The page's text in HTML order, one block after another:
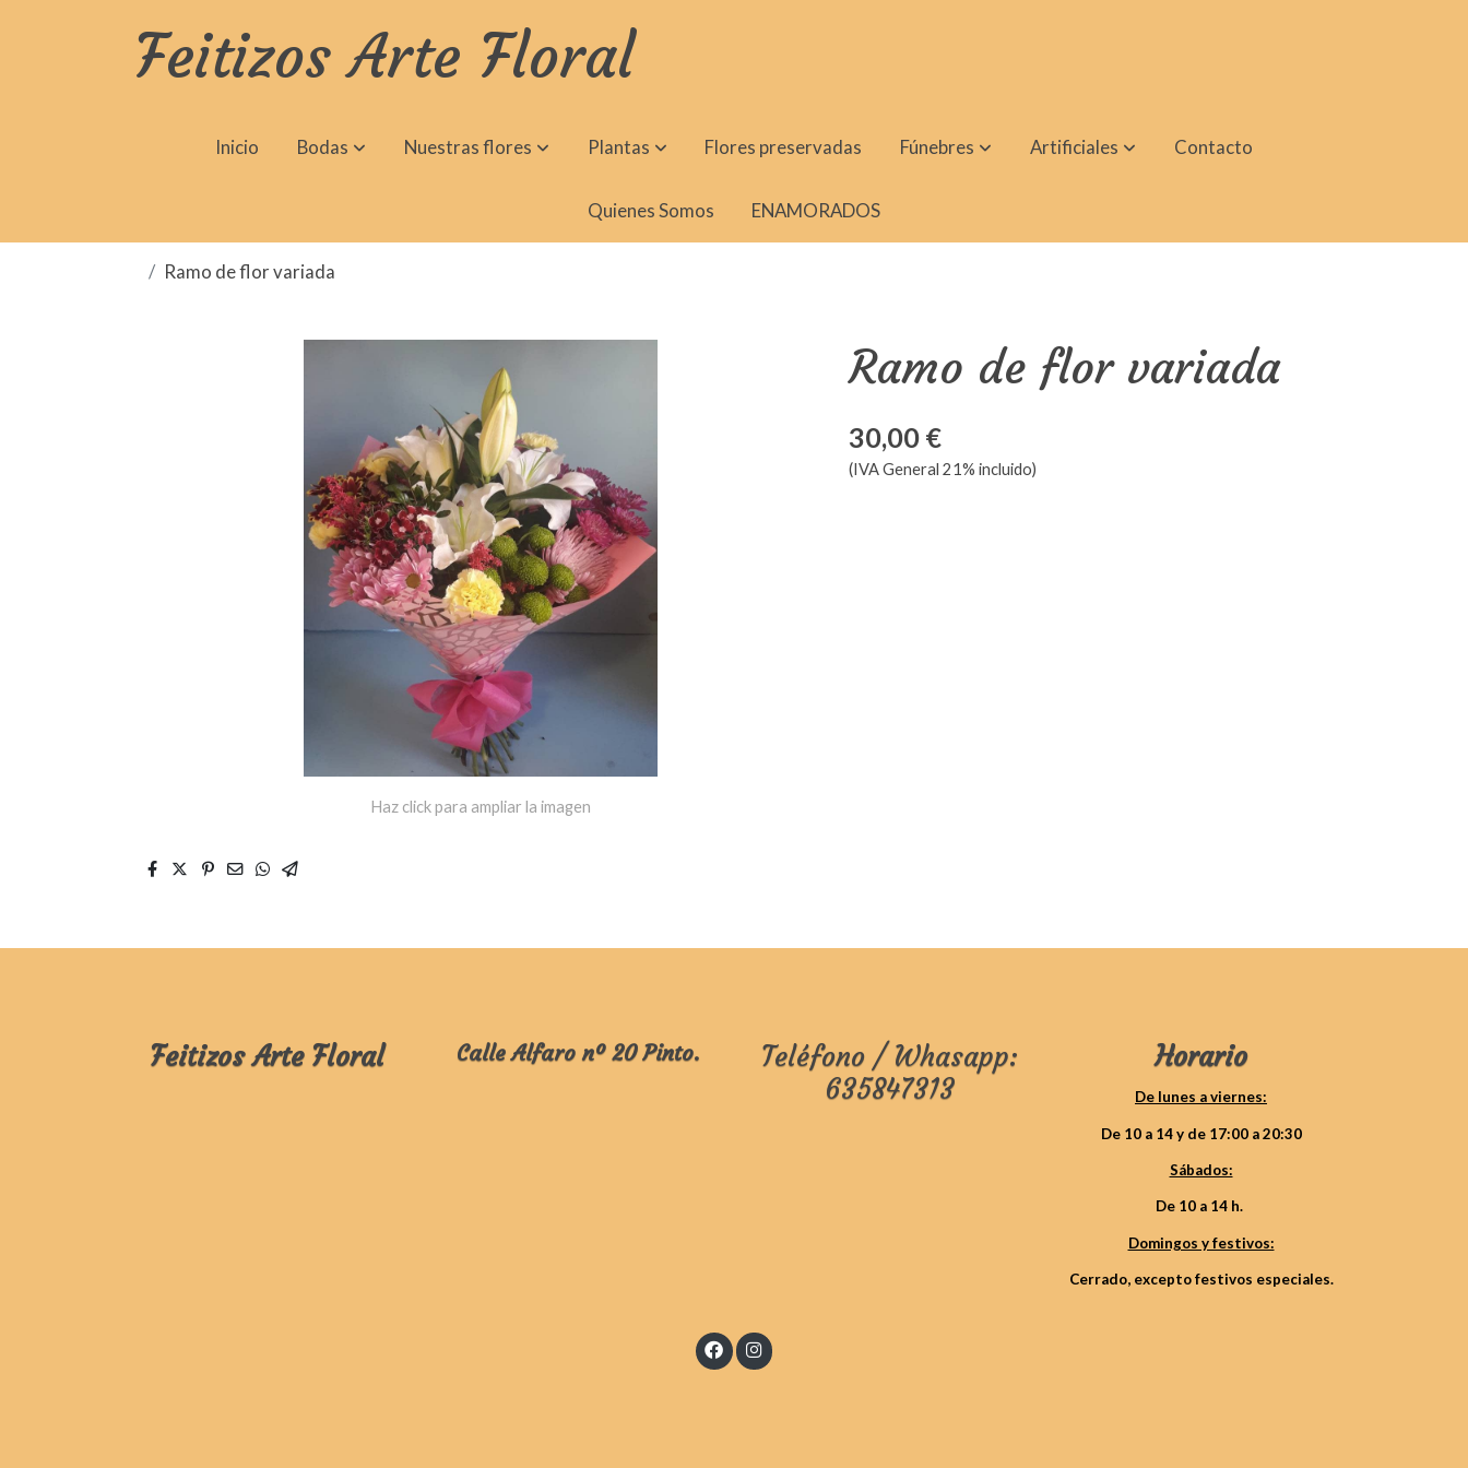
Feitizos Arte Floral
Inicio Bodas Nuestras flores Plantas Flores preservadas Fúnebres Artificiales Contacto
Quienes Somos ENAMORADOS
Ramo de flor variada
Haz click para ampliar la imagen
Ramo de flor variada
30,00 €
(IVA General 21% incluido)
Feitizos Arte Floral Calle Alfaro nº 20 Pinto.
Teléfono / Whasapp:
635847313
Horario
De lunes a viernes:
De 10 a 14 y de 17:00 a 20:30
Sábados:
De 10 a 14 h.
Domingos y festivos:
Cerrado, excepto festivos especiales.